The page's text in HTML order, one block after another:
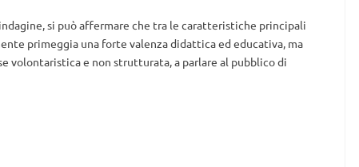
si può affermare che tra le caratteristiche principali
primeggia una forte valenza didattica ed educativa, ma
volontaristica e non strutturata, a parlare al pubblico di